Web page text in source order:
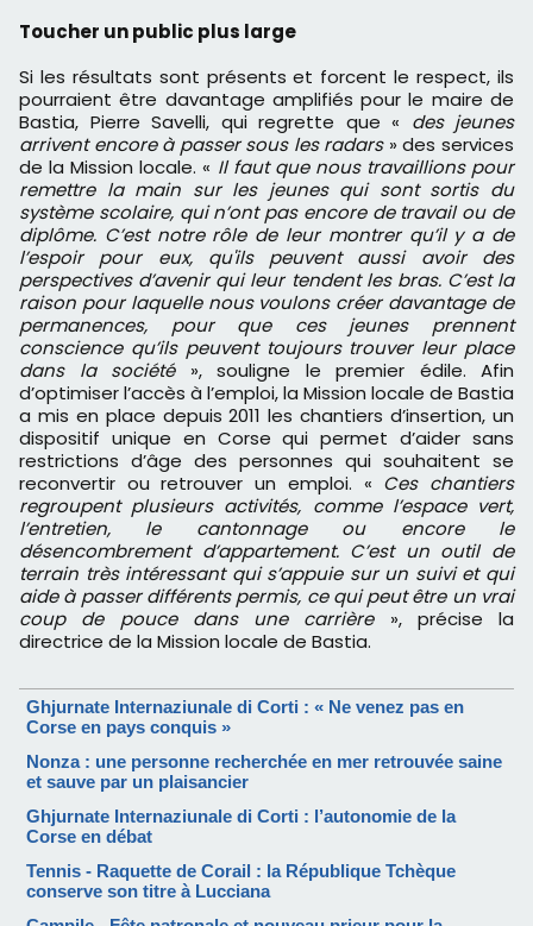
Toucher un public plus large
Si les résultats sont présents et forcent le respect, ils
pourraient être davantage amplifiés pour le maire de
Bastia, Pierre Savelli, qui regrette que « des jeunes
arrivent encore à passer sous les radars» des services
de la Mission locale. « Il faut que nous travaillions pour
remettre la main sur les jeunes qui sont sortis du
système scolaire, qui n’ont pas encore de travail ou de
diplôme. C’est notre rôle de leur montrer qu’il y a de
l’espoir pour eux, qu'ils peuvent aussi avoir des
perspectives d’avenir qui leur tendent les bras. C’est la
raison pour laquelle nous voulons créer davantage de
permanences, pour que ces jeunes prennent
conscience qu’ils peuvent toujours trouver leur place
dans la société», souligne le premier édile. Afin
d’optimiser l’accès à l’emploi, la Mission locale de Bastia
a mis en place depuis 2011 les chantiers d’insertion, un
dispositif unique en Corse qui permet d’aider sans
restrictions d’âge des personnes qui souhaitent se
reconvertir ou retrouver un emploi. « Ces chantiers
regroupent plusieurs activités, comme l’espace vert,
l’entretien, le cantonnage ou encore le
désencombrement d’appartement. C’est un outil de
terrain très intéressant qui s’appuie sur un suivi et qui
aide à passer différents permis, ce qui peut être un vrai
coup de pouce dans une carrière», précise la
directrice de la Mission locale de Bastia.
Ghjurnate Internaziunale di Corti : « Ne venez pas en
Corse en pays conquis »
Nonza : une personne recherchée en mer retrouvée saine
et sauve par un plaisancier
Ghjurnate Internaziunale di Corti : l’autonomie de la
Corse en débat
Tennis - Raquette de Corail : la République Tchèque
conserve son titre à Lucciana